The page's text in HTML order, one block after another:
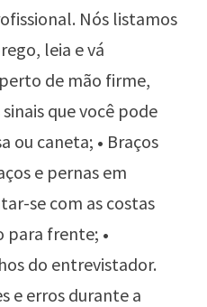
Nós listamos
, leia e vá
de mão firme,
que você pode
ou caneta; • Braços
e pernas em
se com as costas
para frente; •
do entrevistador.
e erros durante a